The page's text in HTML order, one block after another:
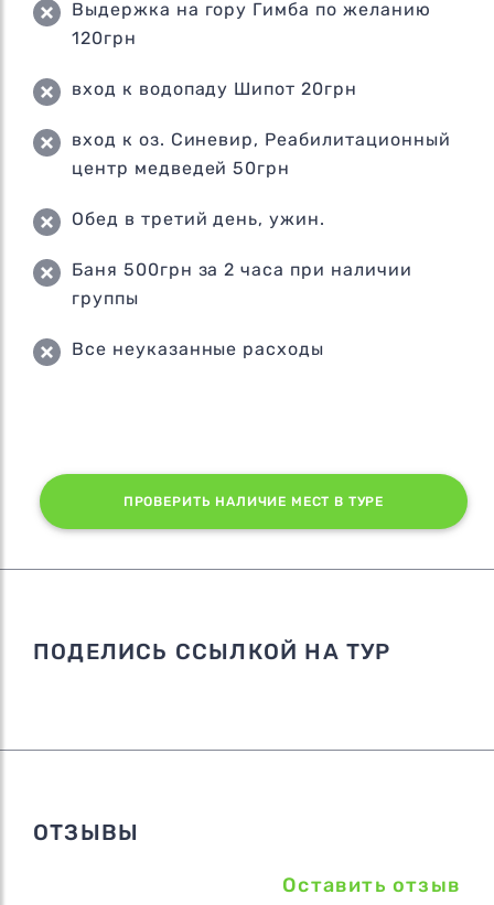
Выдержка на гору Гимба по желанию
120грн
вход к водопаду Шипот 20грн
вход к оз. Синевир, Реабилитационный
центр медведей 50грн
Обед в третий день, ужин.
Баня 500грн за 2 часа при наличии
группы
Все неуказанные расходы
ПРОВЕРИТЬ НАЛИЧИЕ МЕСТ В ТУРЕ
ПОДЕЛИСЬ ССЫЛКОЙ НА ТУР
ОТЗЫВЫ
Оставить отзыв